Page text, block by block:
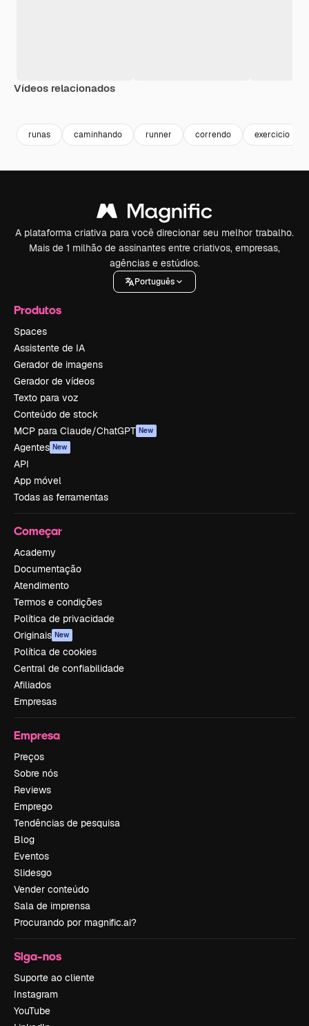
Vídeos relacionados
runas caminhando runner correndo exercicio
A plataforma criativa para você direcionar seu melhor trabalho.
Mais de 1 milhão de assinantes entre criativos, empresas,
agências e estúdios.
Português
Produtos
Spaces
Assistente de IA
Gerador de imagens
Gerador de vídeos
Texto para voz
Conteúdo de stock
MCP para Claude/ChatGPT New
Agentes New
API
App móvel
Todas as ferramentas
Começar
Academy
Documentação
Atendimento
Termos e condições
Política de privacidade
Originais New
Política de cookies
Central de confiabilidade
Afiliados
Empresas
Empresa
Preços
Sobre nós
Reviews
Emprego
Tendências de pesquisa
Blog
Eventos
Slidesgo
Vender conteúdo
Sala de imprensa
Procurando por magnific.ai?
Siga-nos
Suporte ao cliente
Instagram
YouTube